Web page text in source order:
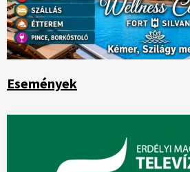
Események